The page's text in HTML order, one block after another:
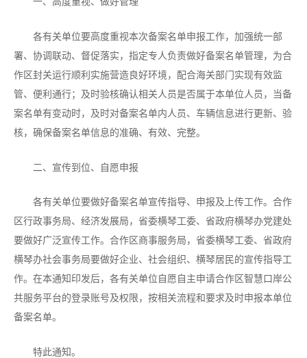
各有关单位要高度重视本次备案名单申报工作，加强统一部
署、协调联动、督促落实，指定专人负责做好备案名单管理，为合
作区封关运行顺利实施营造良好环境，配合海关部门实现有效监
管、便利通行；及时验核确认相关人员是否属于本单位人员，当备
案名单有变动时，及时对备案名单内人员、车辆信息进行更新、验
核，确保备案名单信息的准确、有效、完整。
二、宣传到位、自愿申报
各有关单位要做好备案名单宣传指导、申报及上传工作。合作
区行政事务局、经济发展局，省委横琴工委、省政府横琴办党建处
要做好广泛宣传工作。合作区商事服务局，省委横琴工委、省政府
横琴办社会事务局要做好企业、社会组织、横琴居民的宣传指导工
作。在本通知印发后，各有关单位自愿自主申请合作区智慧口岸公
共服务平台的登录账号及权限，按相关流程和要求及时申报本单位
备案名单。
特此通知。